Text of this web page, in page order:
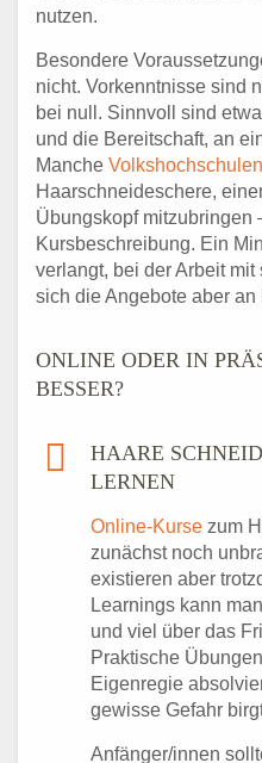
nutzen.
Besondere
nicht. Vorkenntnisse sind
bei null. Sinnvoll sind
und die Bereitschaft, an
Manche Volkshochschulen
Haarschneideschere,
Übungskopf mitzubringen
Kursbeschreibung. Ein
verlangt, bei der Arbeit
sich die Angebote aber an
ONLINE ODER IN
BESSER?
HAARE
LERNEN
Online-Kurse zum
zunächst noch
existieren aber
Learnings kann
und viel über das
Praktische
Eigenregie
gewisse Gefahr
Anfänger/innen